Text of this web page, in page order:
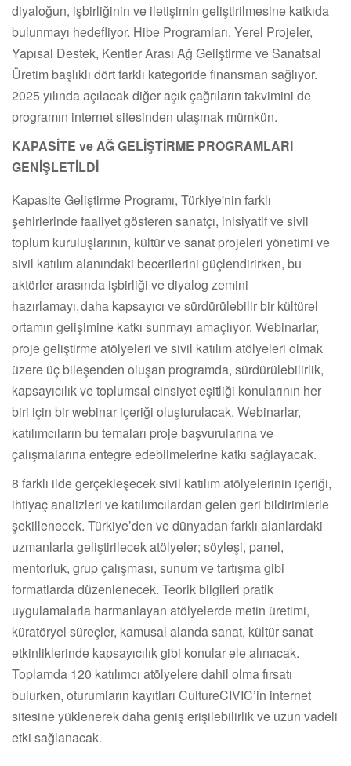
diyaloğun, işbirliğinin ve iletişimin geliştirilmesine katkıda
bulunmayı hedefliyor. Hibe Programları, Yerel Projeler,
Yapısal Destek, Kentler Arası Ağ Geliştirme ve Sanatsal
Üretim başlıklı dört farklı kategoride finansman sağlıyor.
2025 yılında açılacak diğer açık çağrıların takvimini de
programın internet sitesinden ulaşmak mümkün.
KAPASİTE ve AĞ GELİŞTİRME PROGRAMLARI
GENİŞLETİLDİ
Kapasite Geliştirme Programı, Türkiye'nin farklı
şehirlerinde faaliyet gösteren sanatçı, inisiyatif ve sivil
toplum kuruluşlarının, kültür ve sanat projeleri yönetimi ve
sivil katılım alanındaki becerilerini güçlendirirken, bu
aktörler arasında işbirliği ve diyalog zemini
hazırlamayı, daha kapsayıcı ve sürdürülebilir bir kültürel
ortamın gelişimine katkı sunmayı amaçlıyor. Webinarlar,
proje geliştirme atölyeleri ve sivil katılım atölyeleri olmak
üzere üç bileşenden oluşan programda, sürdürülebilirlik,
kapsayıcılık ve toplumsal cinsiyet eşitliği konularının her
biri için bir webinar içeriği oluşturulacak. Webinarlar,
katılımcıların bu temaları proje başvurularına ve
çalışmalarına entegre edebilmelerine katkı sağlayacak.
8 farklı ilde gerçekleşecek sivil katılım atölyelerinin içeriği,
ihtiyaç analizleri ve katılımcılardan gelen geri bildirimlerle
şekillenecek. Türkiye’den ve dünyadan farklı alanlardaki
uzmanlarla geliştirilecek atölyeler; söyleşi, panel,
mentorluk, grup çalışması, sunum ve tartışma gibi
formatlarda düzenlenecek. Teorik bilgileri pratik
uygulamalarla harmanlayan atölyelerde metin üretimi,
küratöryel süreçler, kamusal alanda sanat, kültür sanat
etkinliklerinde kapsayıcılık gibi konular ele alınacak.
Toplamda 120 katılımcı atölyelere dahil olma fırsatı
bulurken, oturumların kayıtları CultureCIVIC’in internet
sitesine yüklenerek daha geniş erişilebilirlik ve uzun vadeli
etki sağlanacak.